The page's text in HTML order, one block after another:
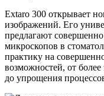
Extaro 300 открывает
изображений. Его
предлагают
микроскопов в
практику на
возможностей, от
до упрощения